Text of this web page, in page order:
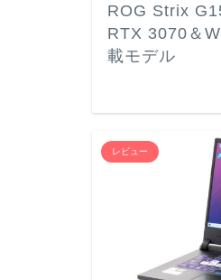
ROG Strix
RTX 3070＆
載モデル
レビュー